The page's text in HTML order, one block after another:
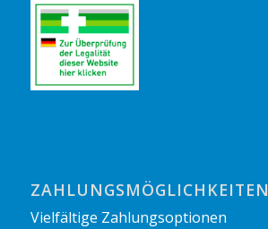
ZAHLUNGSMÖGLICHKEITEN
Vielfältige Zahlungsoptionen